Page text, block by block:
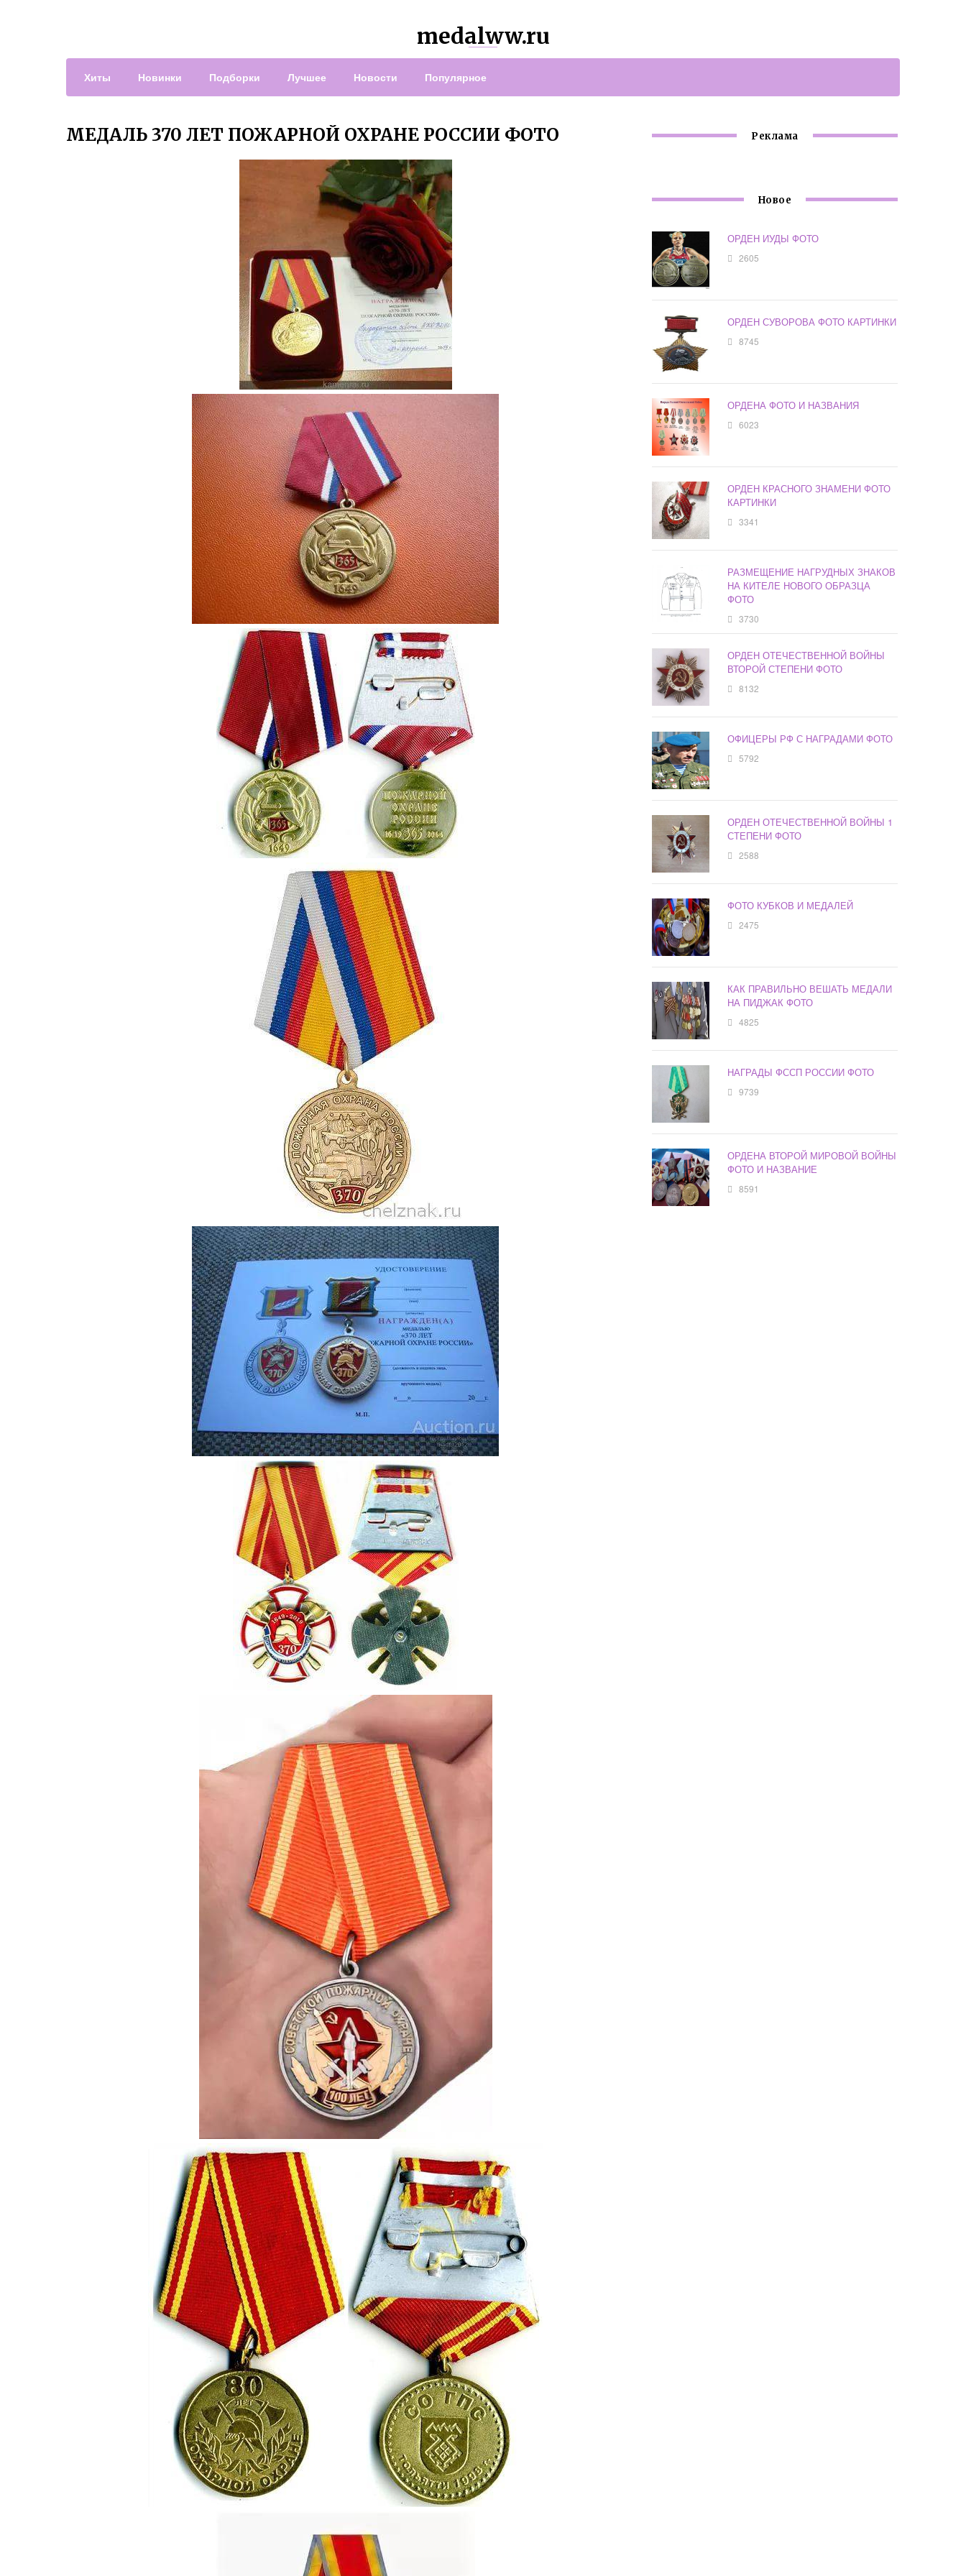
medalww.ru
Хиты Новинки Подборки Лучшее Новости Популярное
МЕДАЛЬ 370 ЛЕТ ПОЖАРНОЙ ОХРАНЕ РОССИИ ФОТО Реклама
Новое
ОРДЕН ИУДЫ ФОТО
2605
ОРДЕН СУВОРОВА ФОТО КАРТИНКИ
8745
ОРДЕНА ФОТО И НАЗВАНИЯ
6023
ОРДЕН КРАСНОГО ЗНАМЕНИ ФОТО
КАРТИНКИ
3341
РАЗМЕЩЕНИЕ НАГРУДНЫХ ЗНАКОВ
НА КИТЕЛЕ НОВОГО ОБРАЗЦА
ФОТО
3730
ОРДЕН ОТЕЧЕСТВЕННОЙ ВОЙНЫ
ВТОРОЙ СТЕПЕНИ ФОТО
8132
ОФИЦЕРЫ РФ С НАГРАДАМИ ФОТО
5792
ОРДЕН ОТЕЧЕСТВЕННОЙ ВОЙНЫ 1
СТЕПЕНИ ФОТО
2588
ФОТО КУБКОВ И МЕДАЛЕЙ
2475
КАК ПРАВИЛЬНО ВЕШАТЬ МЕДАЛИ
НА ПИДЖАК ФОТО
4825
НАГРАДЫ ФССП РОССИИ ФОТО
9739
ОРДЕНА ВТОРОЙ МИРОВОЙ ВОЙНЫ
ФОТО И НАЗВАНИЕ
8591